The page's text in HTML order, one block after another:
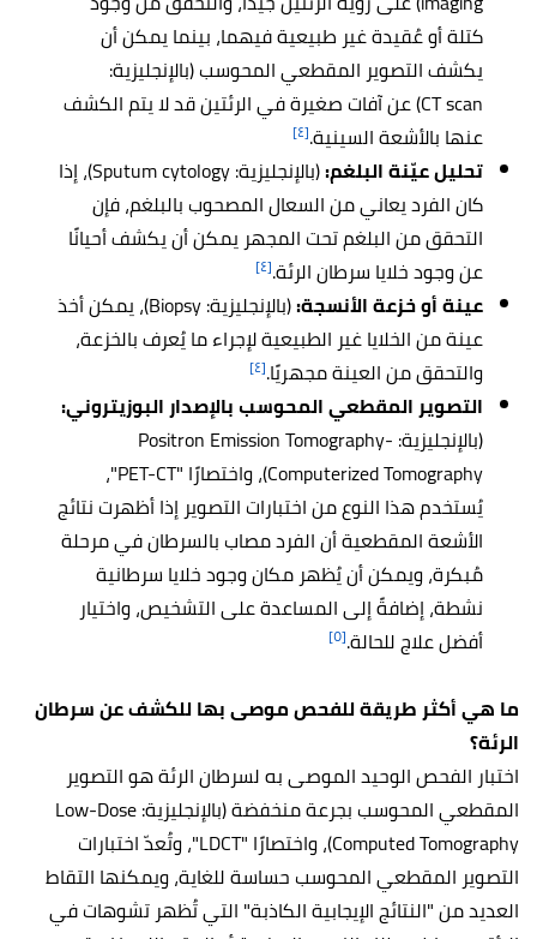
كتلة أو عُقيدة غير طبيعية فيهما، بينما يمكن أن
يكشف التصوير المقطعي المحوسب (بالإنجليزية:
CT scan) عن آفات صغيرة في الرئتين قد لا يتم الكشف
عنها بالأشعة السينية.[٤]
تحليل عيّنة البلغم:
(بالإنجليزية: Sputum cytology)، إذا
كان الفرد يعاني من السعال المصحوب بالبلغم، فإن
التحقق من البلغم تحت المجهر يمكن أن يكشف أحيانًا
عن وجود خلايا سرطان الرئة.[٤]
عينة أو خزعة الأنسجة:
(بالإنجليزية: Biopsy)، يمكن أخذ
عينة من الخلايا غير الطبيعية لإجراء ما يُعرف بالخزعة،
والتحقق من العينة مجهريًا.[٤]
التصوير المقطعي المحوسب بالإصدار البوزيتروني:
(بالإنجليزية: Positron Emission Tomography-
Computerized Tomography)، واختصارًا "PET-CT"،
يُستخدم هذا النوع من اختبارات التصوير إذا أظهرت نتائج
الأشعة المقطعية أن الفرد مصاب بالسرطان في مرحلة
مُبكرة، ويمكن أن يُظهر مكان وجود خلايا سرطانية
نشطة، إضافةً إلى المساعدة على التشخيص، واختيار
أفضل علاج للحالة.[٥]
ما هي أكثر طريقة للفحص موصى بها للكشف عن سرطان
الرئة؟
اختبار الفحص الوحيد الموصى به لسرطان الرئة هو التصوير
المقطعي المحوسب بجرعة منخفضة (بالإنجليزية: Low-Dose
Computed Tomography)، واختصارًا "LDCT"، وتُعدّ اختبارات
التصوير المقطعي المحوسب حساسة للغاية، ويمكنها التقاط
العديد من "النتائج الإيجابية الكاذبة" التي تُظهر تشوهات في